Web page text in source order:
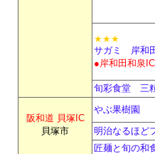
★★★
サガミ 岸和
●岸和田和泉
旬彩食堂 三
阪和道 貝塚IC
貝塚市
やぶ果樹園
明治なるほど
匠麺 と旬の